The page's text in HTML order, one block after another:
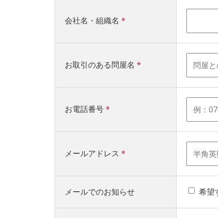
会社名・組織名 *
お取引のある問屋名 *
お電話番号*
メールアドレス *
メールでのお知らせ 希望